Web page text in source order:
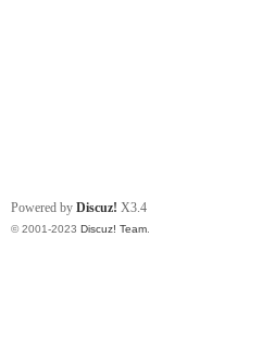
Powered by Discuz! X3.4
© 2001-2023 Discuz! Team